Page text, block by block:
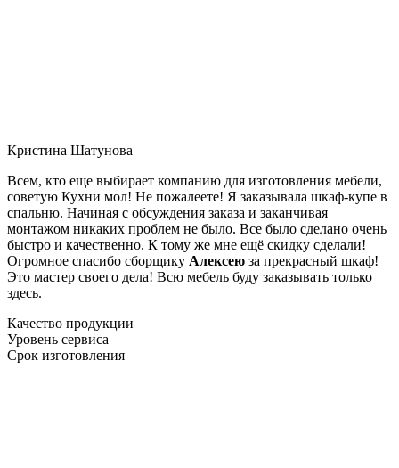
Кристина Шатунова
Всем, кто еще выбирает компанию для изготовления мебели,
советую Кухни мол! Не пожалеете! Я заказывала шкаф-купе в
спальню. Начиная с обсуждения заказа и заканчивая
монтажом никаких проблем не было. Все было сделано очень
быстро и качественно. К тому же мне ещё скидку сделали!
Огромное спасибо сборщику Алексею за прекрасный шкаф!
Это мастер своего дела! Всю мебель буду заказывать только
здесь.
Качество продукции
Уровень сервиса
Срок изготовления